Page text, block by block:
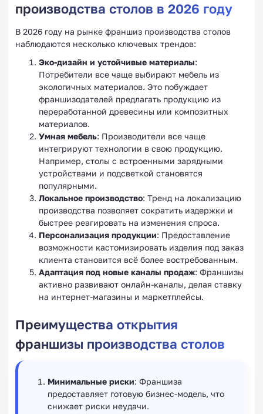
производства столов в 2026 году
В 2026 году на рынке франшиз производства столов
наблюдаются несколько ключевых трендов:
Эко-дизайн и устойчивые материалы:
Потребители все чаще выбирают мебель из
экологичных материалов. Это побуждает
франшизодателей предлагать продукцию из
переработанной древесины или композитных
материалов.
Умная мебель: Производители все чаще
интегрируют технологии в свою продукцию.
Например, столы с встроенными зарядными
устройствами и подсветкой становятся
популярными.
Локальное производство: Тренд на локализацию
производства позволяет сократить издержки и
быстрее реагировать на изменения спроса.
Персонализация продукции: Предоставление
возможности кастомизировать изделия под заказ
клиента становится всё более востребованным.
Адаптация под новые каналы продаж: Франшизы
активно развивают онлайн-каналы, делая ставку
на интернет-магазины и маркетплейсы.
Преимущества открытия
франшизы производства столов
Минимальные риски: Франшиза
предоставляет готовую бизнес-модель, что
снижает риски неудачи.